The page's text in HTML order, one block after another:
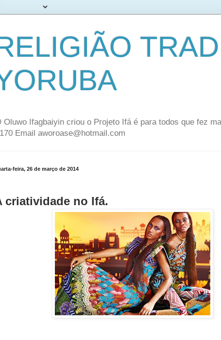
Oluwo Ifagbaiyin criou o Projeto Ifá é para todos que fez
Email aworoase@hotmail.com
feira, 26 de março de 2014
criatividade no Ifá.